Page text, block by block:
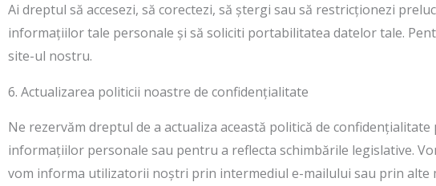
Ai dreptul să accesezi, să corectezi, să ștergi sau să restricționezi
informațiilor tale personale și să soliciti portabilitatea datelor tale.
site-ul nostru.
6. Actualizarea politicii noastre de confidențialitate
Ne rezervăm dreptul de a actualiza această politică de
informațiilor personale sau pentru a reflecta schimbările legislative.
vom informa utilizatorii noștri prin intermediul e-mailului sau prin alte